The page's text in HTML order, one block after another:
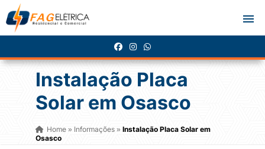
Instalação Placa
Solar em Osasco
Home» Informações » Instalação Placa Solar em
Osasco